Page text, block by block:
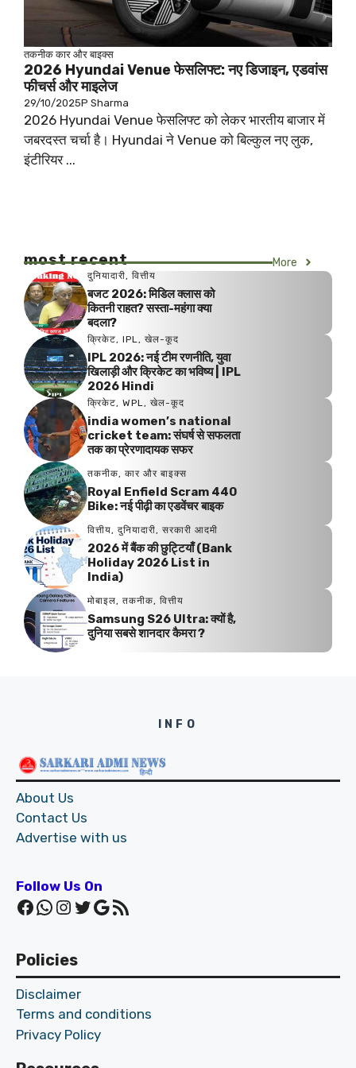
तकनीक कार और बाइक्स
2026 Hyundai Venue फेसलिफ्ट: नए डिजाइन, एडवांस
फीचर्स और माइलेज
29/10/2025P Sharma
2026 Hyundai Venue फेसलिफ्ट को लेकर भारतीय बाजार में
जबरदस्त चर्चा है। Hyundai ने Venue को बिल्कुल नए लुक,
इंटीरियर ...
most recent More
दुनियादारी, वित्तीय
बजट 2026: मिडिल क्लास को
कितनी राहत? सस्ता-महंगा क्या
बदला?
क्रिकेट, IPL, खेल-कूद
IPL 2026: नई टीम रणनीति, युवा
खिलाड़ी और क्रिकेट का भविष्य | IPL
2026 Hindi
क्रिकेट, WPL, खेल-कूद
india women’s national
cricket team: संघर्ष से सफलता
तक का प्रेरणादायक सफर
तकनीक, कार और बाइक्स
Royal Enfield Scram 440
Bike: नई पीढ़ी का एडवेंचर बाइक
वित्तीय, दुनियादारी, सरकारी आदमी
2026 में बैंक की छुट्टियाँ (Bank
Holiday 2026 List in
India)
मोबाइल, तकनीक, वित्तीय
Samsung S26 Ultra: क्यों है,
दुनिया सबसे शानदार कैमरा ?
INFO
About Us
Contact Us
Advertise with us
Follow Us On
Facebook WhatsApp Instagram Twitter Google RSS Feed
Policies
Disclaimer
Terms and conditions
Privacy Policy